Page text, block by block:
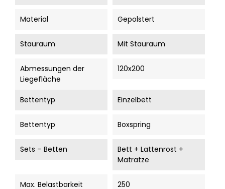
Material Gepolstert
Stauraum Mit Stauraum
Abmessungen der
Liegefläche
120x200
Bettentyp Einzelbett
Bettentyp Boxspring
Sets – Betten
Bett + Lattenrost +
Matratze
Max. Belastbarkeit 250